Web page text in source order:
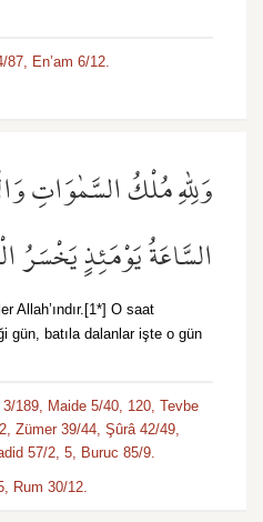
87, En’am 6/12.
وَلِلّٰهِ مُلْكُ السَّمٰوَاتِ
السَّاعَةُ يَوْمَئِذٍ يَخْسَرُ
Allah’ındır.[1*] O saat
gün, batıla dalanlar işte o gün
189, Maide 5/40, 120, Tevbe
Zümer 39/44, Şûrâ 42/49,
57/2, 5, Buruc 85/9.
Rum 30/12.